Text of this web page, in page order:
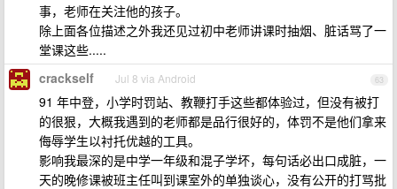
事，老师在关注他的孩子。
除上面各位描述之外我还见过初中老师讲课时抽烟、脏话骂了一
堂课这些.....
63
crackself Jul 8 via Android
91 年中登，小学时罚站、教鞭打手这些都体验过，但没有被打
的很狠，大概我遇到的老师都是品行很好的，体罚不是他们拿来
侮辱学生以衬托优越的工具。
影响我最深的是中学一年级和混子学坏，每句话必出口成脏，一
天的晚修课被班主任叫到课室外的单独谈心，没有公开的打骂批